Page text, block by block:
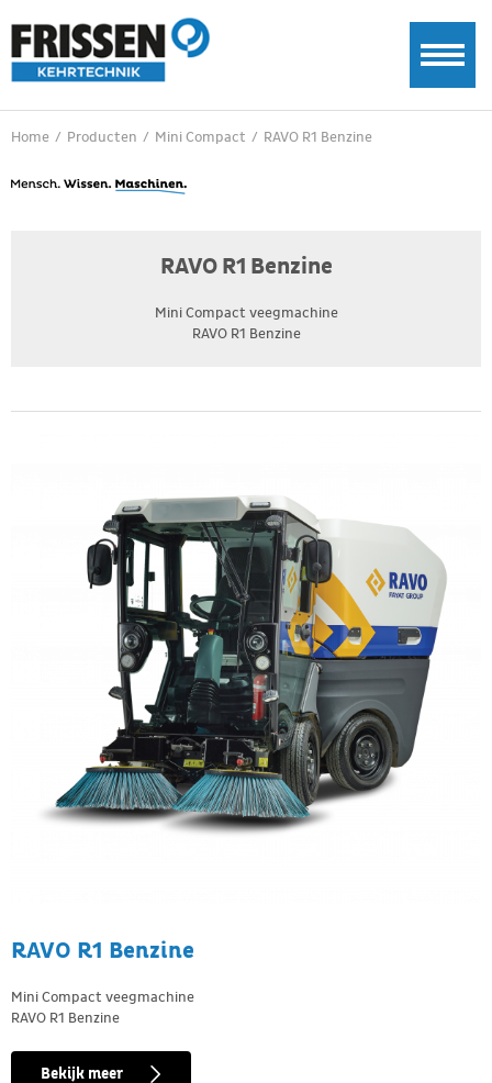
Home / Producten / Mini Compact / RAVO R1 Benzine
RAVO R1 Benzine
Mini Compact veegmachine
RAVO R1 Benzine
RAVO R1 Benzine
Mini Compact veegmachine
RAVO R1 Benzine
Bekijk meer